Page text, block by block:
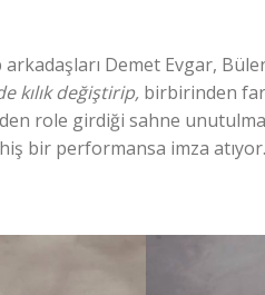
Demet Evgar,
kılık değiştirip, birbirinden
role girdiği sahne
bir performansa imza atıyor.